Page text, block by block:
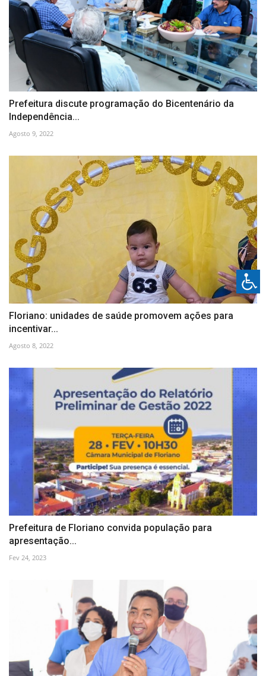
Prefeitura discute programação do Bicentenário da
Independência...
Agosto 9, 2022
Floriano: unidades de saúde promovem ações para
incentivar...
Agosto 8, 2022
Prefeitura de Floriano convida população para
apresentação...
Fev 24, 2023